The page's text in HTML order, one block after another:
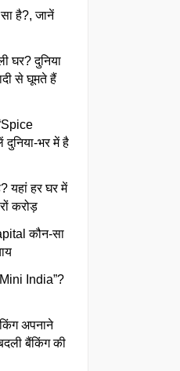
है?, जानें
घर? दुनिया
से घूमते हैं
भर में है
यहां हर घर में
करोड़
कौन-सा
India”?
अपनाने
बैंकिंग की